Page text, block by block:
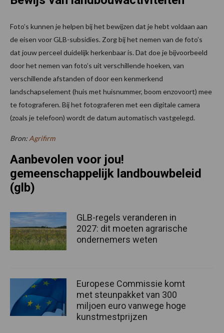
Foto’s kunnen je helpen bij het bewijzen dat je hebt voldaan aan
de eisen voor GLB-subsidies. Zorg bij het nemen van de foto’s
dat jouw perceel duidelijk herkenbaar is. Dat doe je bijvoorbeeld
door het nemen van foto’s uit verschillende hoeken, van
verschillende afstanden of door een kenmerkend
landschapselement (huis met huisnummer, boom enzovoort) mee
te fotograferen. Bij het fotograferen met een digitale camera
(zoals je telefoon) wordt de datum automatisch vastgelegd.
Bron: Agrifirm
Aanbevolen voor jou!
gemeenschappelijk landbouwbeleid
(glb)
GLB-regels veranderen in
2027: dit moeten agrarische
ondernemers weten
Europese Commissie komt
met steunpakket van 300
miljoen euro vanwege hoge
kunstmestprijzen